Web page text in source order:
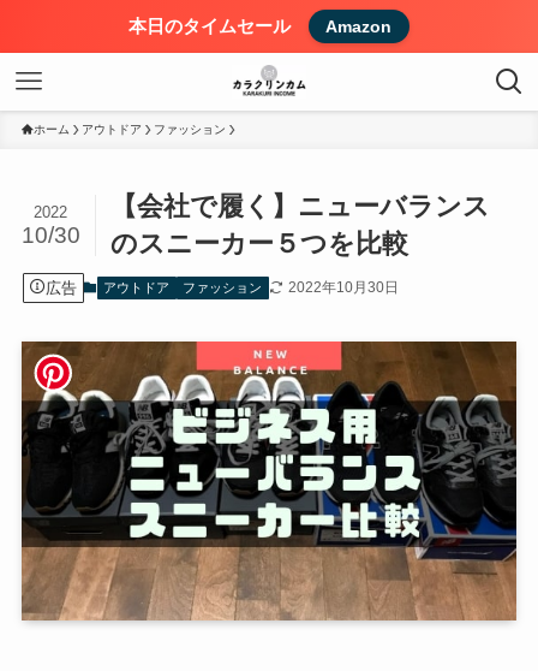
本日のタイムセール Amazon
ホーム アウトドア ファッション
【会社で履く】ニューバランス
のスニーカー５つを比較
2022
10/30
広告 アウトドア ファッション 2022年10月30日